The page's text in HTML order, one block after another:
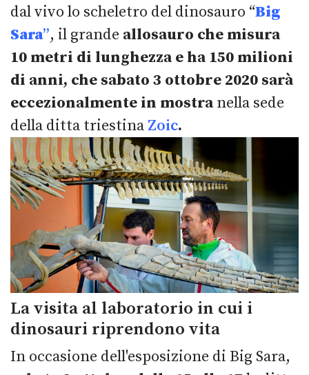
dal vivo lo scheletro del dinosauro “Big
Sara”, il grande allosauro che misura
10 metri di lunghezza e ha 150 milioni
di anni, che sabato 3 ottobre 2020 sarà
eccezionalmente in mostranella sede
della ditta triestina Zoic.
La visita al laboratorio in cui i
dinosauri riprendono vita
In occasione dell'esposizione di Big Sara,